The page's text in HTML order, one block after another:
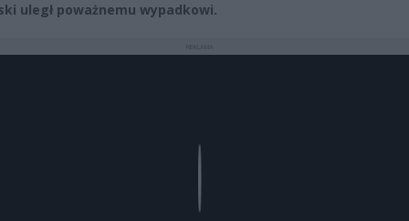
uległ poważnemu wypadkowi.